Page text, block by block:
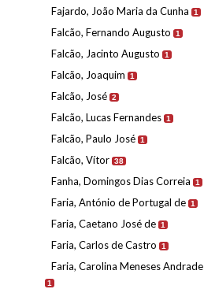
Fajardo, João Maria da Cunha 1
Falcão, Fernando Augusto 1
Falcão, Jacinto Augusto 1
Falcão, Joaquim 1
Falcão, José 2
Falcão, Lucas Fernandes 1
Falcão, Paulo José 1
Falcão, Vítor 38
Fanha, Domingos Dias Correia 1
Faria, António de Portugal de 1
Faria, Caetano José de 1
Faria, Carlos de Castro 1
Faria, Carolina Meneses Andrade
1